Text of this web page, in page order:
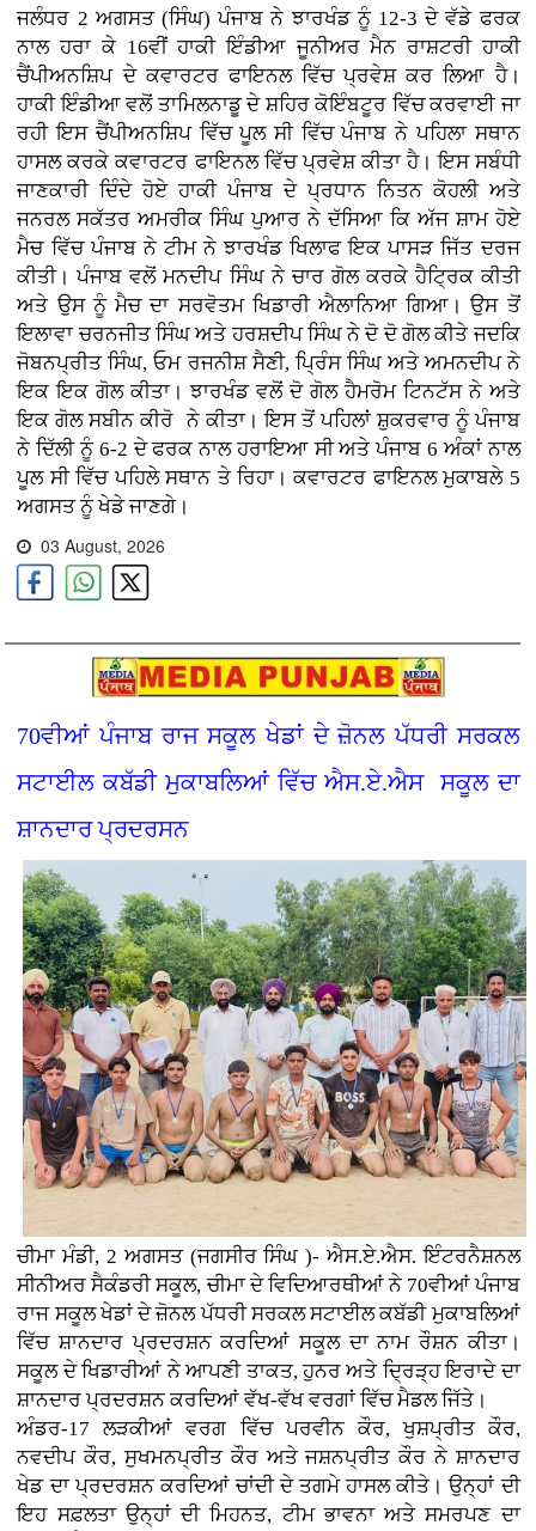
ਜਲੰਧਰ 2 ਅਗਸਤ (ਸਿੰਘ) ਪੰਜਾਬ ਨੇ ਝਾਰਖੰਡ ਨੂੰ 12-3 ਦੇ ਵੱਡੇ ਫਰਕ
ਨਾਲ ਹਰਾ ਕੇ 16ਵੀਂ ਹਾਕੀ ਇੰਡੀਆ ਜੂਨੀਅਰ ਮੈਨ ਰਾਸ਼ਟਰੀ ਹਾਕੀ
ਚੈਂਪੀਅਨਸ਼ਿਪ ਦੇ ਕਵਾਰਟਰ ਫਾਇਨਲ ਵਿੱਚ ਪ੍ਰਵੇਸ਼ ਕਰ ਲਿਆ ਹੈ।
ਹਾਕੀ ਇੰਡੀਆ ਵਲੋਂ ਤਾਮਿਲਨਾਡੂ ਦੇ ਸ਼ਹਿਰ ਕੋਇੰਬਟੂਰ ਵਿੱਚ ਕਰਵਾਈ ਜਾ
ਰਹੀ ਇਸ ਚੈਂਪੀਅਨਸ਼ਿਪ ਵਿੱਚ ਪੂਲ ਸੀ ਵਿੱਚ ਪੰਜਾਬ ਨੇ ਪਹਿਲਾ ਸਥਾਨ
ਹਾਸਲ ਕਰਕੇ ਕਵਾਰਟਰ ਫਾਇਨਲ ਵਿੱਚ ਪ੍ਰਵੇਸ਼ ਕੀਤਾ ਹੈ। ਇਸ ਸਬੰਧੀ
ਜਾਣਕਾਰੀ ਦਿੰਦੇ ਹੋਏ ਹਾਕੀ ਪੰਜਾਬ ਦੇ ਪ੍ਰਧਾਨ ਨਿਤਨ ਕੋਹਲੀ ਅਤੇ
ਜਨਰਲ ਸਕੱਤਰ ਅਮਰੀਕ ਸਿੰਘ ਪੁਆਰ ਨੇ ਦੱਸਿਆ ਕਿ ਅੱਜ ਸ਼ਾਮ ਹੋਏ
ਮੈਚ ਵਿੱਚ ਪੰਜਾਬ ਨੇ ਟੀਮ ਨੇ ਝਾਰਖੰਡ ਖਿਲਾਫ ਇਕ ਪਾਸੜ ਜਿੱਤ ਦਰਜ
ਕੀਤੀ। ਪੰਜਾਬ ਵਲੋਂ ਮਨਦੀਪ ਸਿੰਘ ਨੇ ਚਾਰ ਗੋਲ ਕਰਕੇ ਹੈਟ੍ਰਿਕ ਕੀਤੀ
ਅਤੇ ਉਸ ਨੂੰ ਮੈਚ ਦਾ ਸਰਵੋਤਮ ਖਿਡਾਰੀ ਐਲਾਨਿਆ ਗਿਆ। ਉਸ ਤੋਂ
ਇਲਾਵਾ ਚਰਨਜੀਤ ਸਿੰਘ ਅਤੇ ਹਰਸ਼ਦੀਪ ਸਿੰਘ ਨੇ ਦੋ ਦੋ ਗੋਲ ਕੀਤੇ ਜਦਕਿ
ਜੋਬਨਪ੍ਰੀਤ ਸਿੰਘ, ਓਮ ਰਜਨੀਸ਼ ਸੈਣੀ, ਪ੍ਰਿੰਸ ਸਿੰਘ ਅਤੇ ਅਮਨਦੀਪ ਨੇ
ਇਕ ਇਕ ਗੋਲ ਕੀਤਾ। ਝਾਰਖੰਡ ਵਲੋਂ ਦੋ ਗੋਲ ਹੈਮਰੋਮ ਟਿਨਟੱਸ ਨੇ ਅਤੇ
ਇਕ ਗੋਲ ਸਬੀਨ ਕੀਰੋ ਨੇ ਕੀਤਾ। ਇਸ ਤੋਂ ਪਹਿਲਾਂ ਸ਼ੁਕਰਵਾਰ ਨੂੰ ਪੰਜਾਬ
ਨੇ ਦਿੱਲੀ ਨੂੰ 6-2 ਦੇ ਫਰਕ ਨਾਲ ਹਰਾਇਆ ਸੀ ਅਤੇ ਪੰਜਾਬ 6 ਅੰਕਾਂ ਨਾਲ
ਪੂਲ ਸੀ ਵਿੱਚ ਪਹਿਲੇ ਸਥਾਨ ਤੇ ਰਿਹਾ। ਕਵਾਰਟਰ ਫਾਇਨਲ ਮੁਕਾਬਲੇ 5
ਅਗਸਤ ਨੂੰ ਖੇਡੇ ਜਾਣਗੇ।
03 August, 2026
70ਵੀਆਂ ਪੰਜਾਬ ਰਾਜ ਸਕੂਲ ਖੇਡਾਂ ਦੇ ਜ਼ੋਨਲ ਪੱਧਰੀ ਸਰਕਲ
ਸਟਾਈਲ ਕਬੱਡੀ ਮੁਕਾਬਲਿਆਂ ਵਿੱਚ ਐਸ.ਏ.ਐਸ ਸਕੂਲ ਦਾ
ਸ਼ਾਨਦਾਰ ਪ੍ਰਦਰਸਨ
ਚੀਮਾ ਮੰਡੀ, 2 ਅਗਸਤ (ਜਗਸੀਰ ਸਿੰਘ )- ਐਸ.ਏ.ਐਸ. ਇੰਟਰਨੈਸ਼ਨਲ
ਸੀਨੀਅਰ ਸੈਕੰਡਰੀ ਸਕੂਲ, ਚੀਮਾ ਦੇ ਵਿਦਿਆਰਥੀਆਂ ਨੇ 70ਵੀਆਂ ਪੰਜਾਬ
ਰਾਜ ਸਕੂਲ ਖੇਡਾਂ ਦੇ ਜ਼ੋਨਲ ਪੱਧਰੀ ਸਰਕਲ ਸਟਾਈਲ ਕਬੱਡੀ ਮੁਕਾਬਲਿਆਂ
ਵਿੱਚ ਸ਼ਾਨਦਾਰ ਪ੍ਰਦਰਸ਼ਨ ਕਰਦਿਆਂ ਸਕੂਲ ਦਾ ਨਾਮ ਰੌਸ਼ਨ ਕੀਤਾ।
ਸਕੂਲ ਦੇ ਖਿਡਾਰੀਆਂ ਨੇ ਆਪਣੀ ਤਾਕਤ, ਹੁਨਰ ਅਤੇ ਦ੍ਰਿੜ੍ਹ ਇਰਾਦੇ ਦਾ
ਸ਼ਾਨਦਾਰ ਪ੍ਰਦਰਸ਼ਨ ਕਰਦਿਆਂ ਵੱਖ-ਵੱਖ ਵਰਗਾਂ ਵਿੱਚ ਮੈਡਲ ਜਿੱਤੇ।
ਅੰਡਰ-17 ਲੜਕੀਆਂ ਵਰਗ ਵਿੱਚ ਪਰਵੀਨ ਕੌਰ, ਖੁਸ਼ਪ੍ਰੀਤ ਕੌਰ,
ਨਵਦੀਪ ਕੌਰ, ਸੁਖਮਨਪ੍ਰੀਤ ਕੌਰ ਅਤੇ ਜਸ਼ਨਪ੍ਰੀਤ ਕੌਰ ਨੇ ਸ਼ਾਨਦਾਰ
ਖੇਡ ਦਾ ਪ੍ਰਦਰਸ਼ਨ ਕਰਦਿਆਂ ਚਾਂਦੀ ਦੇ ਤਗਮੇ ਹਾਸਲ ਕੀਤੇ। ਉਨ੍ਹਾਂ ਦੀ
ਇਹ ਸਫ਼ਲਤਾ ਉਨ੍ਹਾਂ ਦੀ ਮਿਹਨਤ, ਟੀਮ ਭਾਵਨਾ ਅਤੇ ਸਮਰਪਣ ਦਾ